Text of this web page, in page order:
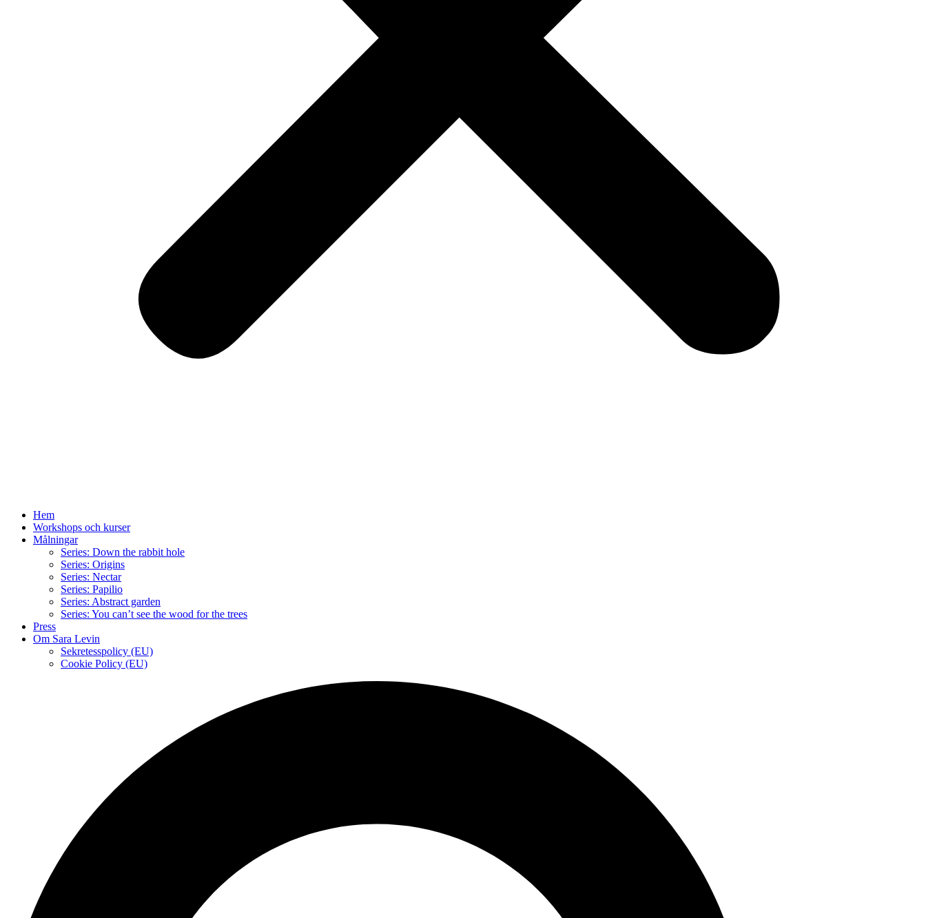
Hem
Workshops och kurser
Målningar
Series: Down the rabbit hole
Series: Origins
Series: Nectar
Series: Papilio
Series: Abstract garden
Series: You can’t see the wood for the trees
Press
Om Sara Levin
Sekretesspolicy (EU)
Cookie Policy (EU)